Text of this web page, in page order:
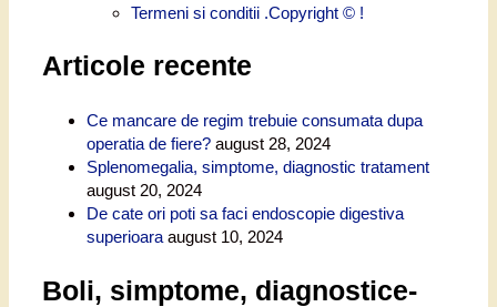
Termeni si conditii .Copyright © !
Articole recente
Ce mancare de regim trebuie consumata dupa
operatia de fiere? august 28, 2024
Splenomegalia, simptome, diagnostic tratament
august 20, 2024
De cate ori poti sa faci endoscopie digestiva
superioara august 10, 2024
Boli, simptome, diagnostice-